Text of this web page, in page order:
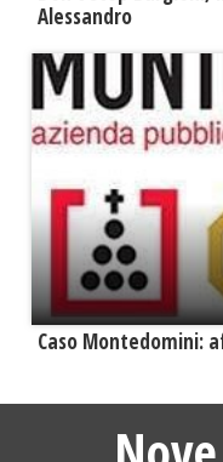
Alessandro
Caso Montedomini: